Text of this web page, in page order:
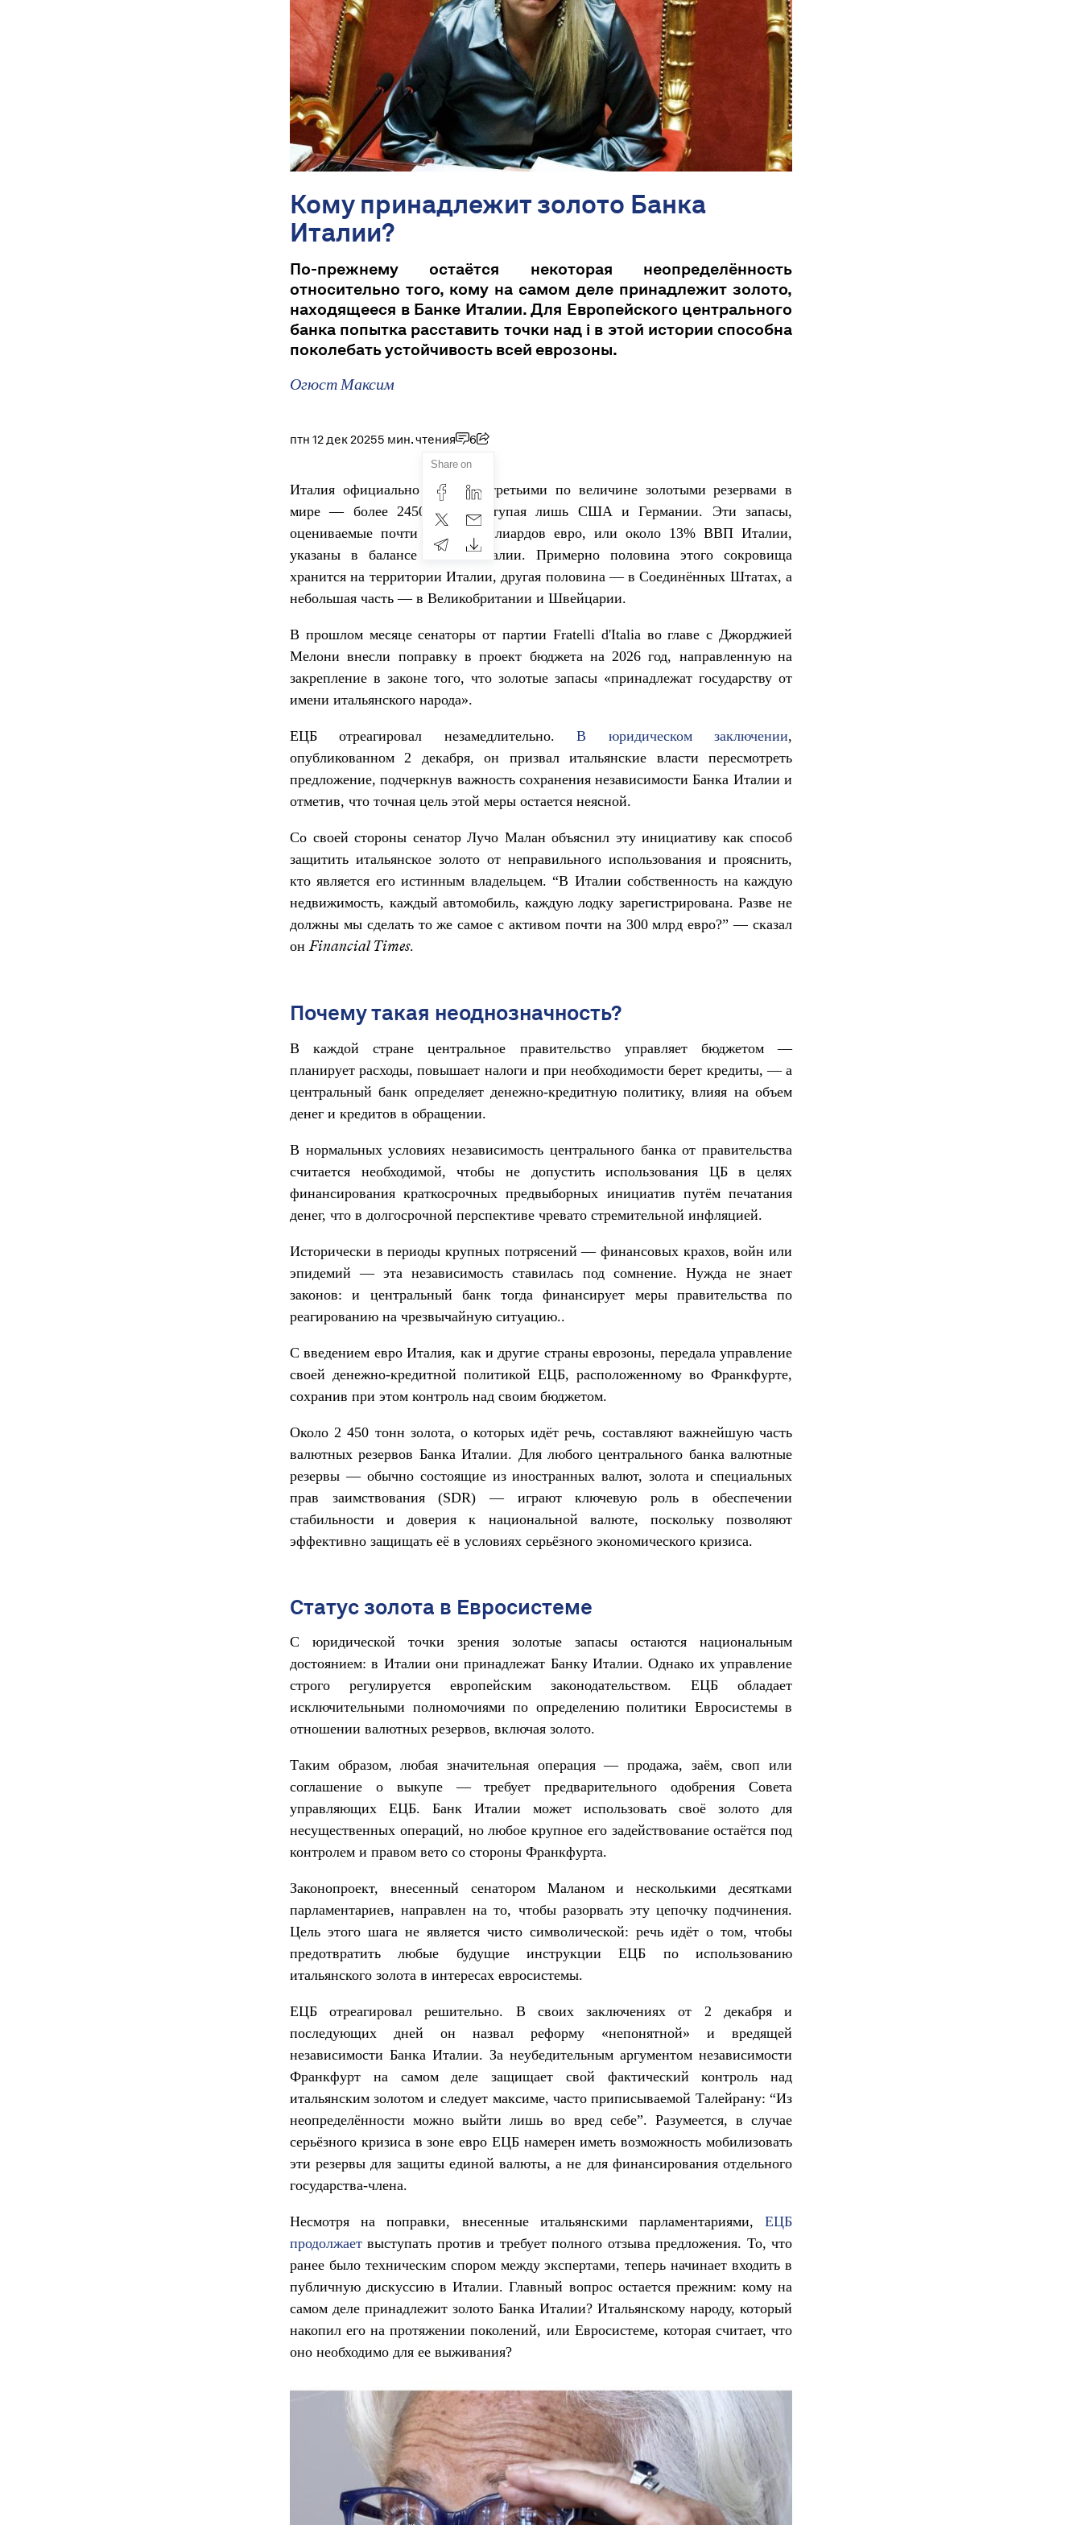
Кому принадлежит золото Банка
Италии?
По-прежнему остаётся некоторая неопределённость
относительно того, кому на самом деле принадлежит золото,
находящееся в Банке Италии. Для Европейского центрального
банка попытка расставить точки над i в этой истории способна
поколебать устойчивость всей еврозоны.
Огюст Максим
птн 12 дек 20255 мин. чтения 6
Share on
Италия официально обладает третьими по величине золотыми резервами в
мире — более 2450 тонн, уступая лишь США и Германии. Эти запасы,
оцениваемые почти в 300 миллиардов евро, или около 13% ВВП Италии,
указаны в балансе Банка Италии. Примерно половина этого сокровища
хранится на территории Италии, другая половина — в Соединённых Штатах, а
небольшая часть — в Великобритании и Швейцарии.
В прошлом месяце сенаторы от партии Fratelli d'Italia во главе с Джорджией
Мелони внесли поправку в проект бюджета на 2026 год, направленную на
закрепление в законе того, что золотые запасы «принадлежат государству от
имени итальянского народа».
ЕЦБ отреагировал незамедлительно.В юридическом заключении,
опубликованном 2 декабря, он призвал итальянские власти пересмотреть
предложение, подчеркнув важность сохранения независимости Банка Италии и
отметив, что точная цель этой меры остается неясной.
Со своей стороны сенатор Лучо Малан объяснил эту инициативу как способ
защитить итальянское золото от неправильного использования и прояснить,
кто является его истинным владельцем. “В Италии собственность на каждую
недвижимость, каждый автомобиль, каждую лодку зарегистрирована. Разве не
должны мы сделать то же самое с активом почти на 300 млрд евро?” — сказал
онFinancial Times.
Почему такая неоднозначность?
В каждой стране центральное правительство управляет бюджетом —
планирует расходы, повышает налоги и при необходимости берет кредиты, — а
центральный банк определяет денежно-кредитную политику, влияя на объем
денег и кредитов в обращении.
В нормальных условиях независимость центрального банка от правительства
считается необходимой, чтобы не допустить использования ЦБ в целях
финансирования краткосрочных предвыборных инициатив путём печатания
денег, что в долгосрочной перспективе чревато стремительной инфляцией.
Исторически в периоды крупных потрясений — финансовых крахов, войн или
эпидемий — эта независимость ставилась под сомнение. Нужда не знает
законов: и центральный банк тогда финансирует меры правительства по
реагированию на чрезвычайную ситуацию..
С введением евро Италия, как и другие страны еврозоны, передала управление
своей денежно-кредитной политикой ЕЦБ, расположенному во Франкфурте,
сохранив при этом контроль над своим бюджетом.
Около 2 450 тонн золота, о которых идёт речь, составляют важнейшую часть
валютных резервов Банка Италии. Для любого центрального банка валютные
резервы — обычно состоящие из иностранных валют, золота и специальных
прав заимствования (SDR) — играют ключевую роль в обеспечении
стабильности и доверия к национальной валюте, поскольку позволяют
эффективно защищать её в условиях серьёзного экономического кризиса.
Статус золота в Евросистеме
С юридической точки зрения золотые запасы остаются национальным
достоянием: в Италии они принадлежат Банку Италии. Однако их управление
строго регулируется европейским законодательством. ЕЦБ обладает
исключительными полномочиями по определению политики Евросистемы в
отношении валютных резервов, включая золото.
Таким образом, любая значительная операция — продажа, заём, своп или
соглашение о выкупе — требует предварительного одобрения Совета
управляющих ЕЦБ. Банк Италии может использовать своё золото для
несущественных операций, но любое крупное его задействование остаётся под
контролем и правом вето со стороны Франкфурта.
Законопроект, внесенный сенатором Маланом и несколькими десятками
парламентариев, направлен на то, чтобы разорвать эту цепочку подчинения.
Цель этого шага не является чисто символической: речь идёт о том, чтобы
предотвратить любые будущие инструкции ЕЦБ по использованию
итальянского золота в интересах евросистемы.
ЕЦБ отреагировал решительно. В своих заключениях от 2 декабря и
последующих дней он назвал реформу «непонятной» и вредящей
независимости Банка Италии. За неубедительным аргументом независимости
Франкфурт на самом деле защищает свой фактический контроль над
итальянским золотом и следует максиме, часто приписываемой Талейрану: “Из
неопределённости можно выйти лишь во вред себе”. Разумеется, в случае
серьёзного кризиса в зоне евро ЕЦБ намерен иметь возможность мобилизовать
эти резервы для защиты единой валюты, а не для финансирования отдельного
государства-члена.
Несмотря на поправки, внесенные итальянскими парламентариями, ЕЦБ
продолжает выступать против и требует полного отзыва предложения. То, что
ранее было техническим спором между экспертами, теперь начинает входить в
публичную дискуссию в Италии. Главный вопрос остается прежним: кому на
самом деле принадлежит золото Банка Италии? Итальянскому народу, который
накопил его на протяжении поколений, или Евросистеме, которая считает, что
оно необходимо для ее выживания?